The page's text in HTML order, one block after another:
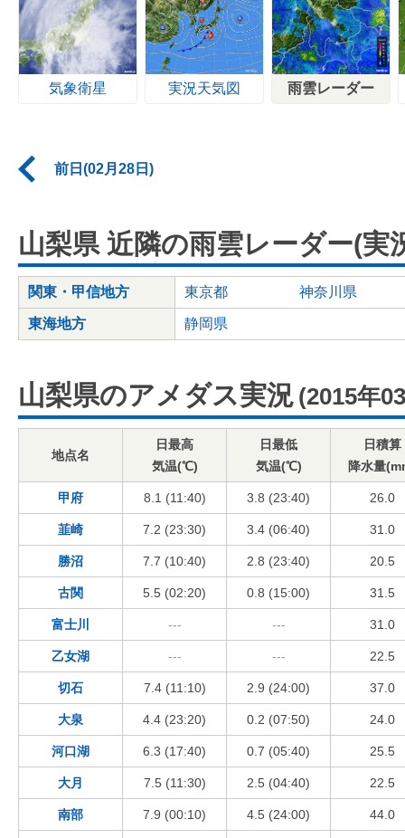
気象衛星 実況天気図 雨雲レーダー
前日(02月28日)
山梨県 近隣の雨雲レーダー(実
関東・甲信地方 東京都 神奈川県
東海地方 静岡県
山梨県のアメダス実況 (2015年
地点名
日最高
気温(℃)
日最低
気温(℃)
日積算
降水量
甲府 8.1 (11:40) 3.8 (23:40) 26.0
韮崎 7.2 (23:30) 3.4 (06:40) 31.0
勝沼 7.7 (10:40) 2.8 (23:40) 20.5
古関 5.5 (02:20) 0.8 (15:00) 31.5
富士川 --- --- 31.0
乙女湖 --- --- 22.5
切石 7.4 (11:10) 2.9 (24:00) 37.0
大泉 4.4 (23:20) 0.2 (07:50) 24.0
河口湖 6.3 (17:40) 0.7 (05:40) 25.5
大月 7.5 (11:30) 2.5 (04:40) 22.5
南部 7.9 (00:10) 4.5 (24:00) 44.0